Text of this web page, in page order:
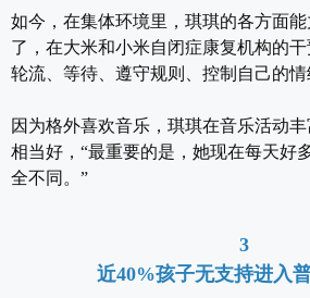
如今，在集体环境里，琪琪的各方面
了，在大米和小米自闭症康复机构的
轮流、等待、遵守规则、控制自己的
因为格外喜欢音乐，琪琪在音乐活动
相当好，“最重要的是，她现在每天好
全不同。”
3
近40%孩子无支持进入